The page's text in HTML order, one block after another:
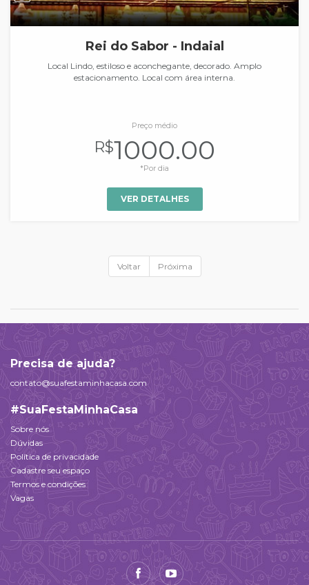
Rei do Sabor - Indaial
Local Lindo, estiloso e aconchegante, decorado. Amplo
estacionamento. Local com área interna.
Preço médio
R$1000.00
*Por dia
VER DETALHES
Voltar Próxima
Precisa de ajuda?
contato@suafestaminhacasa.com
#SuaFestaMinhaCasa
Sobre nós
Dúvidas
Política de privacidade
Cadastre seu espaço
Termos e condições
Vagas